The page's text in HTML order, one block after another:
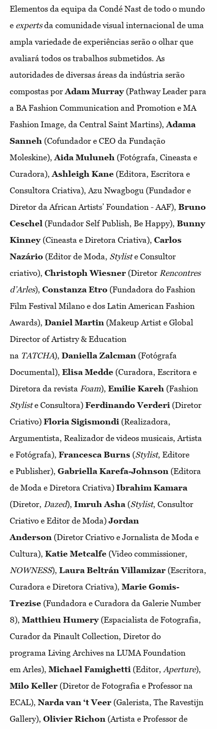
Elementos da equipa da Condé Nast de todo o mundo
e expertsda comunidade visual internacional de uma
ampla variedade de experiências serão o olhar que
avaliará todos os trabalhos submetidos. As
autoridades de diversas áreas da indústria serão
compostas porAdam Murray (Pathway Leader para
a BA Fashion Communication and Promotion e MA
Fashion Image, da Central Saint Martins),Adama
Sanneh (Cofundador e CEO da Fundação
Moleskine),Aida Muluneh (Fotógrafa, Cineasta e
Curadora),Ashleigh Kane (Editora, Escritora e
Consultora Criativa), Azu Nwagbogu (Fundador e
Diretor da African Artists’ Foundation - AAF), Bruno
Ceschel (Fundador Self Publish, Be Happy), Bunny
Kinney (Cineasta e Diretora Criativa), Carlos
Nazário (Editor de Moda, Styliste Consultor
criativo), Christoph Wiesner (Diretor Rencontres
d’Arles), Constanza Etro (Fundadora do Fashion
Film Festival Milano e dos Latin American Fashion
Awards), Daniel Martin (Makeup Artist e Global
Director of Artistry & Education
na TATCHA), Daniella Zalcman (Fotógrafa
Documental), Elisa Medde (Curadora, Escritora e
Diretora da revista Foam), Emilie Kareh (Fashion
Styliste Consultora) Ferdinando Verderi (Diretor
Criativo) Floria Sigismondi (Realizadora,
Argumentista, Realizador de videos musicais, Artista
e Fotógrafa), Francesca Burns (Stylist, Editore
e Publisher), Gabriella Karefa-Johnson (Editora
de Moda e Diretora Criativa) Ibrahim Kamara
(Diretor, Dazed), Imruh Asha (Stylist, Consultor
Criativo e Editor de Moda) Jordan
Anderson (Diretor Criativo e Jornalista de Moda e
Cultura), Katie Metcalfe (Video commissioner,
NOWNESS), Laura Beltrán Villamizar (Escritora,
Curadora e Diretora Criativa), Marie Gomis-
Trezise (Fundadora e Curadora da Galerie Number
8), Matthieu Humery (Espacialista de Fotografia,
Curador da Pinault Collection, Diretor do
programa Living Archives na LUMA Foundation
em Arles), Michael Famighetti (Editor,Aperture),
Milo Keller (Diretor de Fotografia e Professor na
ECAL), Narda van ‘t Veer (Galerista, The Ravestijn
Gallery), Olivier Richon (Artista e Professor de